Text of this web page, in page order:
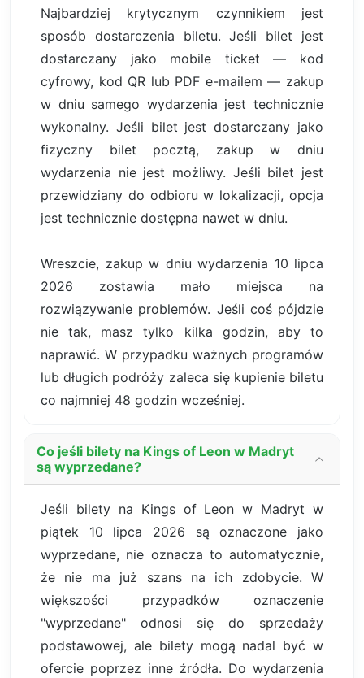
Najbardziej krytycznym czynnikiem jest
sposób dostarczenia biletu. Jeśli bilet jest
dostarczany jako mobile ticket — kod
cyfrowy, kod QR lub PDF e-mailem — zakup
w dniu samego wydarzenia jest technicznie
wykonalny. Jeśli bilet jest dostarczany jako
fizyczny bilet pocztą, zakup w dniu
wydarzenia nie jest możliwy. Jeśli bilet jest
przewidziany do odbioru w lokalizacji, opcja
jest technicznie dostępna nawet w dniu.
Wreszcie, zakup w dniu wydarzenia 10 lipca
2026 zostawia mało miejsca na
rozwiązywanie problemów. Jeśli coś pójdzie
nie tak, masz tylko kilka godzin, aby to
naprawić. W przypadku ważnych programów
lub długich podróży zaleca się kupienie biletu
co najmniej 48 godzin wcześniej.
Co jeśli bilety na Kings of Leon w Madryt
są wyprzedane?
Jeśli bilety na Kings of Leon w Madryt w
piątek 10 lipca 2026 są oznaczone jako
wyprzedane, nie oznacza to automatycznie,
że nie ma już szans na ich zdobycie. W
większości przypadków oznaczenie
"wyprzedane" odnosi się do sprzedaży
podstawowej, ale bilety mogą nadal być w
ofercie poprzez inne źródła. Do wydarzenia